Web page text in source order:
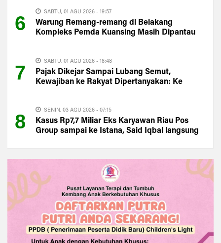
6
SABTU, 01 AGU 2026 - 19:57
Warung Remang-remang di Belakang
Kompleks Pemda Kuansing Masih Dipantau
7
SABTU, 01 AGU 2026 - 18:48
Pajak Dikejar Sampai Lubang Semut,
Kewajiban ke Rakyat Dipertanyakan: Ke
8
SENIN, 03 AGU 2026 - 07:15
Kasus Rp7,7 Miliar Eks Karyawan Riau Pos
Group sampai ke Istana, Said Iqbal langsung